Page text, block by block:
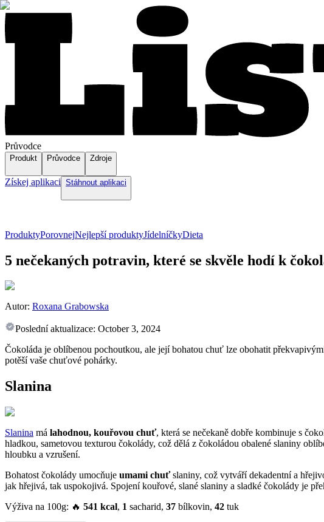
Průvodce
Produkt Průvodce Zdroje
Získej aplikaci Stáhnout aplikaci
ProduktyPorovnejNejlepší produktyJídelníčkyDieta
5 nečekaných potravin, které se skvěle hodí k
Autor: Roxana Grabowska
Poslední aktualizace: October 3, 2024
Čokoláda je oblíbenou pochoutkou, ale její bohatou chuť lze obohatit
potěší vaše chuťové pohárky.
Slanina
Slanina má lahodnou, kouřovou chuť, která se nečekaně dobře kombinuje s
hladkou, sametovou texturou čokolády, což dělá z čokoládou obalené slaniny
hloubku a vzrušení.
Bohatost čokolády umocňuje umami chuťslaniny, což vytváří dekadentní a
jak hřejivá, tak uspokojivá. Spojení kouřové, slané slaniny a sladké čokolády je
Výživa na 100g: 🔥 541 kcal, 1 sacharid, 37 bílkovin, 42 tuk